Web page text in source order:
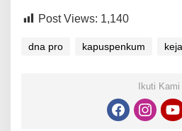
Post Views: 1,140
dna pro kapuspenkum
Ikuti Kami